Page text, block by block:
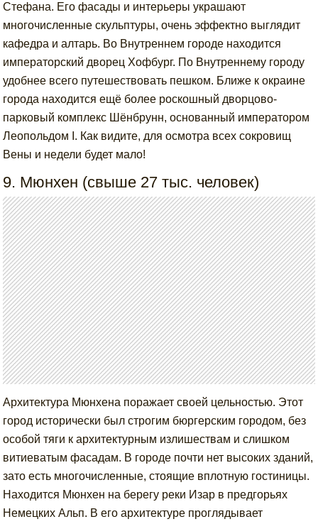
Стефана. Его фасады и интерьеры украшают
многочисленные скульптуры, очень эффектно выглядит
кафедра и алтарь. Во Внутреннем городе находится
императорский дворец Хофбург. По Внутреннему городу
удобнее всего путешествовать пешком. Ближе к окраине
города находится ещё более роскошный дворцово-
парковый комплекс Шёнбрунн, основанный императором
Леопольдом I. Как видите, для осмотра всех сокровищ
Вены и недели будет мало!
9. Мюнхен (свыше 27 тыс. человек)
Архитектура Мюнхена поражает своей цельностью. Этот
город исторически был строгим бюргерским городом, без
особой тяги к архитектурным излишествам и слишком
витиеватым фасадам. В городе почти нет высоких зданий,
зато есть многочисленные, стоящие вплотную гостиницы.
Находится Мюнхен на берегу реки Изар в предгорьях
Немецких Альп. В его архитектуре проглядывает